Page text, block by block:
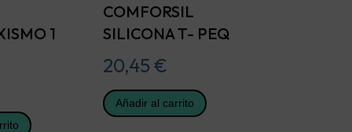
1
COMFORSIL
SILICONA T- PEQ
20,45 €
Añadir al carrito